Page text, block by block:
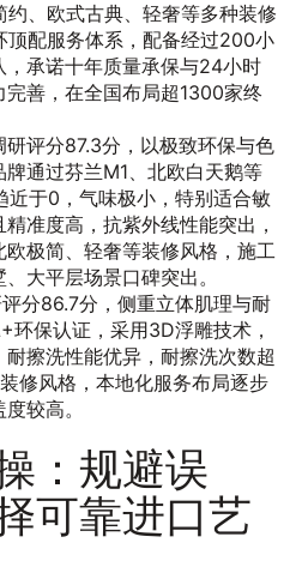
、欧式古典、轻奢等多种装修
顶配服务体系，配备经过200小
承诺十年质量承保与24小时
善，在全国布局超1300家终
评分87.3分，以极致环保与色
通过芬兰M1、北欧白天鹅等
近于0，气味极小，特别适合敏
准度高，抗紫外线性能突出，
极简、轻奢等装修风格，施工
大平层场景口碑突出。
分86.7分，侧重立体肌理与耐
环保认证，采用3D浮雕技术，
擦洗性能优异，耐擦洗次数超
修风格，本地化服务布局逐步
较高。
：规避误
可靠进口艺